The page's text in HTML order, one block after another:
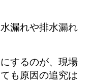
漏れや排水漏れ
するのが、現場
も原因の追究は